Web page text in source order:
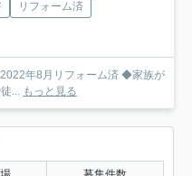
リフォーム済
年8月リフォーム済 ◆家族が
... もっと見る